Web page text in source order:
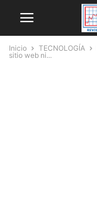
Inicio TECNOLOGÍA
sitio web ni...